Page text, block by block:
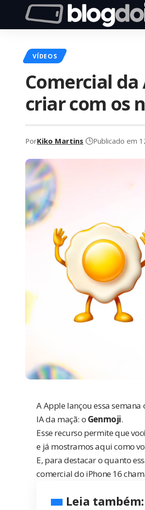
VÍDEOS
Comercial
criar com os
PorKiko Martins Publicado em
A Apple lançou essa semana
IA da maçã: o Genmoji.
Esse recurso permite que
e já mostramos aquicomo
E, para destacar o quanto
comercialdo iPhone 16
Leia também: